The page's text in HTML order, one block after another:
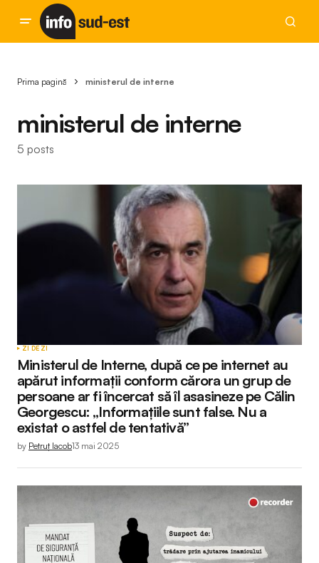
Prima pagină ministerul de interne
ministerul de interne
5 posts
ZI DE ZI
Ministerul de Interne, după ce pe internet au
apărut informaţii conform cărora un grup de
persoane ar fi încercat să îl asasineze pe Călin
Georgescu: „Informaţiile sunt false. Nu a
existat o astfel de tentativă”
by Petruț Iacob13 mai 2025